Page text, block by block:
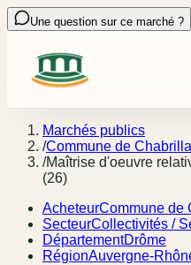
Une question sur ce marché ?
Marchés publics
/Commune de
/Maîtrise d'oeuvre
(26)
AcheteurCommune de
SecteurCollectivités /
DépartementDrôme
RégionAuvergne-